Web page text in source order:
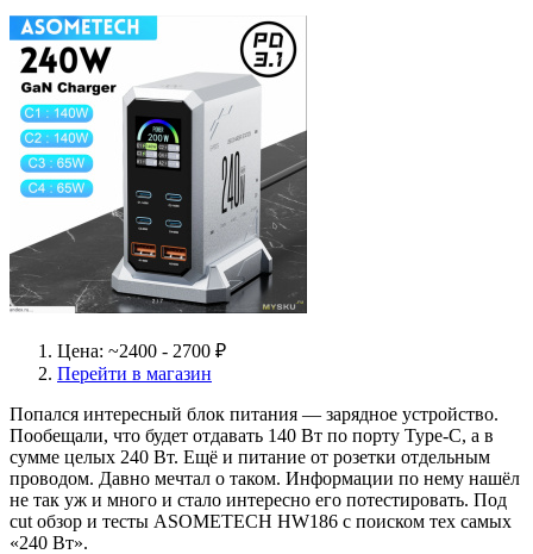
Цена: ~2400 - 2700 ₽
Перейти в магазин
Попался интересный блок питания — зарядное устройство.
Пообещали, что будет отдавать 140 Вт по порту Type-C, а в
сумме целых 240 Вт. Ещё и питание от розетки отдельным
проводом. Давно мечтал о таком. Информации по нему нашёл
не так уж и много и стало интересно его потестировать. Под
cut обзор и тесты ASOMETECH HW186 с поиском тех самых
«240 Вт».